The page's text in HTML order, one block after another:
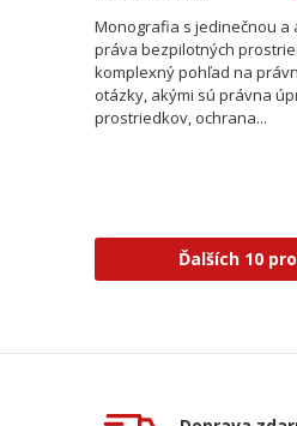
Monografia s jedinečnou a
práva bezpilotných
komplexný pohľad na
otázky, akými sú právna
prostriedkov, ochrana...
Ďalších 10